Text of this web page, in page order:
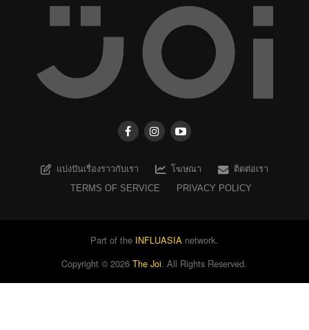
แบ่งปันเรื่องราวกับเรา โฆษณา
ติดต่อเรา
TERMS OF SERVICE
PRIVACY POLICY
Part of the INFLUASIA network.
Copyright ©2026 The Joi. All Rights Reserved.